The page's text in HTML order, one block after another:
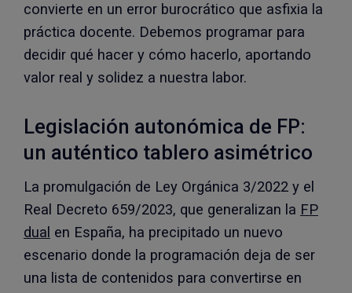
convierte en un error burocrático que asfixia la
práctica docente. Debemos programar para
decidir qué hacer y cómo hacerlo, aportando
valor real y solidez a nuestra labor.
Legislación autonómica de FP:
un auténtico tablero asimétrico
La promulgación de Ley Orgánica 3/2022 y el
Real Decreto 659/2023, que generalizan la FP
dual en España, ha precipitado un nuevo
escenario donde la programación deja de ser
una lista de contenidos para convertirse en